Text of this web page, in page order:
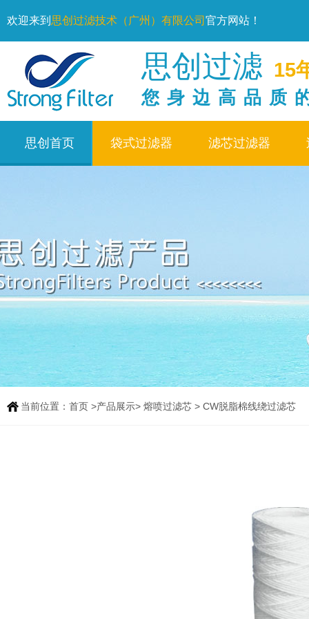
欢迎来到 思创过滤技术（广州）有限公司 官方网站！
思创过滤 15
您身边高品质
思创首页 袋式过滤器 滤芯过滤器
当前位置： 首页 >产品展示> 熔喷过滤芯 > CW脱脂棉线绕过滤芯